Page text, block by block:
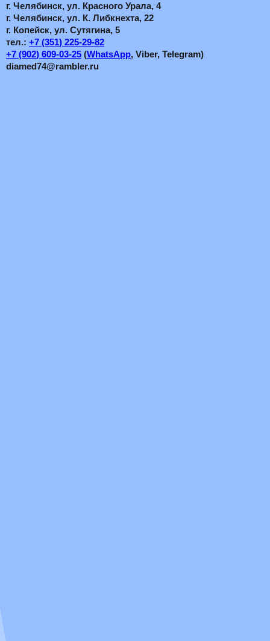
г. Челябинск, ул. Красного Урала, 4
г. Челябинск, ул. К. Либкнехта, 22
г. Копейск, ул. Сутягина, 5
тел.: +7 (351) 225-29-82
+7 (902) 609-03-25 (WhatsApp, Viber, Telegram)
diamed74@rambler.ru